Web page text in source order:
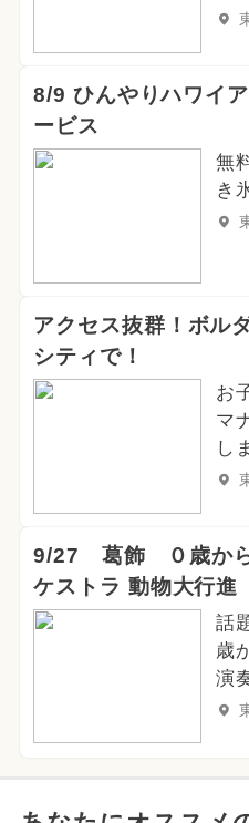
8/9 ひんやりハワイ
ービス
無
き
アクセス抜群！ボル
シティで！
お
マ
し
9/27 葛飾 ０歳から
ケストラ 動物大行進
話
歳
演